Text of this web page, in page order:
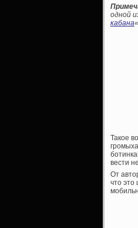
одной
кабана
Такое
вести
От
что это